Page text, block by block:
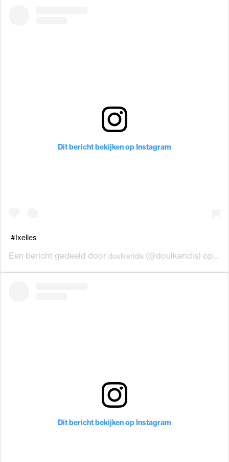
Dit bericht bekijken op Instagram
#Ixelles
Een bericht gedeeld door doulkeridis (@doulkeridis) op 21
Dit bericht bekijken op Instagram